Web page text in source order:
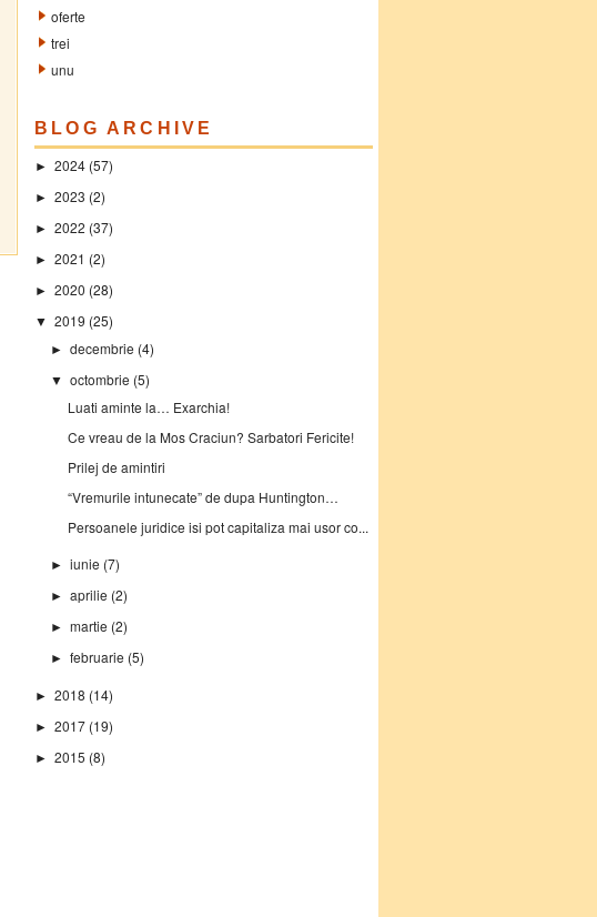
oferte
trei
unu
BLOG ARCHIVE
► 2024 (57)
► 2023 (2)
► 2022 (37)
► 2021 (2)
► 2020 (28)
▼ 2019 (25)
►decembrie (4)
▼ octombrie (5)
Luati aminte la… Exarchia!
Ce vreau de la Mos Craciun? Sarbatori Fericite!
Prilej de amintiri
“Vremurile intunecate” de dupa Huntington…
Persoanele juridice isi pot capitaliza mai usor co...
►iunie (7)
►aprilie (2)
►martie (2)
►februarie (5)
► 2018 (14)
► 2017 (19)
► 2015 (8)